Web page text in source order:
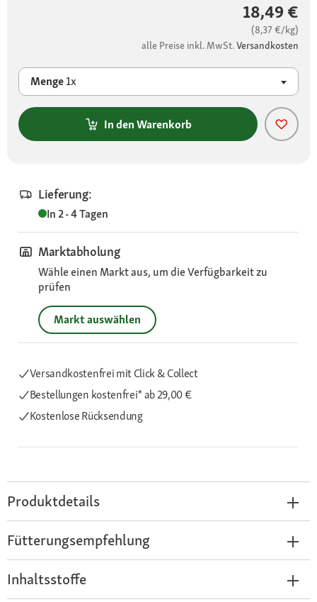
18,49 €
(8,37 €/kg)
alle Preise inkl. MwSt.Versandkosten
Menge1x
In den Warenkorb
Lieferung:
In 2 - 4 Tagen
Marktabholung
Wähle einen Markt aus, um die Verfügbarkeit zu
prüfen
Markt auswählen
Versandkostenfrei mit Click & Collect
Bestellungen kostenfrei*ab 29,00 €
Kostenlose Rücksendung
Produktdetails
Fütterungsempfehlung
Inhaltsstoffe